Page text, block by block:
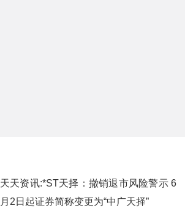
天天资讯:*ST天择：撤销退市风险警示 6
月2日起证券简称变更为“中广天择”